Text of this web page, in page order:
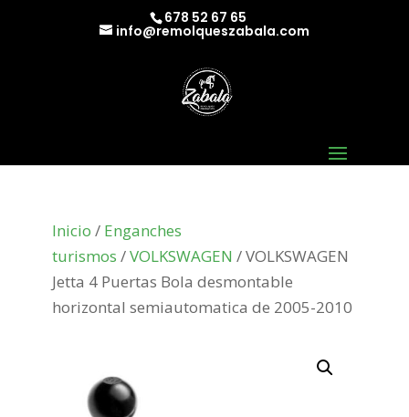
678 52 67 65
info@remolqueszabala.com
Inicio / Enganches
turismos /VOLKSWAGEN / VOLKSWAGEN
Jetta 4 Puertas Bola desmontable
horizontal semiautomatica de 2005-2010